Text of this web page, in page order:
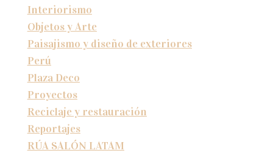
Interiorismo
Objetos y Arte
Paisajismo y diseño de exteriores
Perú
Plaza Deco
Proyectos
Reciclaje y restauración
Reportajes
RÚA SALÓN LATAM